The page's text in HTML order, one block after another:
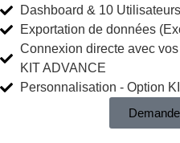
Dashboard & 10 Utilisateurs
Exportation de données
Connexion directe avec
KIT ADVANCE
Personnalisation - Option